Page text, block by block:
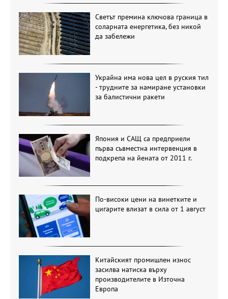
Светът премина ключова граница в
соларната енергетика, без никой
да забележи
Украйна има нова цел в руския тил
- трудните за намиране установки
за балистични ракети
Япония и САЩ са предприели
първа съвместна интервенция в
подкрепа на йената от 2011 г.
По-високи цени на винетките и
цигарите влизат в сила от 1 август
Китайският промишлен износ
засилва натиска върху
производителите в Източна
Европа